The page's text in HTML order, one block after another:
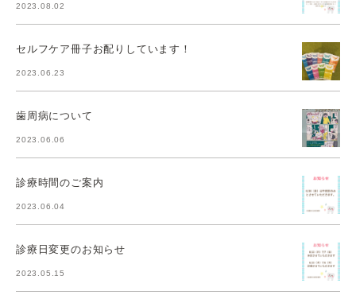
2023.08.02
セルフケア冊子お配りしています！
2023.06.23
歯周病について
2023.06.06
診療時間のご案内
2023.06.04
診療日変更のお知らせ
2023.05.15